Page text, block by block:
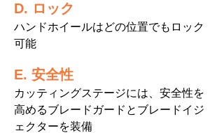
D. ​ロック
ハンドホイールはどの位置でもロック
可能
E. 安全性
カッティングステージには、安全性を
高めるブレードガードとブレードイジ
ェクターを装備